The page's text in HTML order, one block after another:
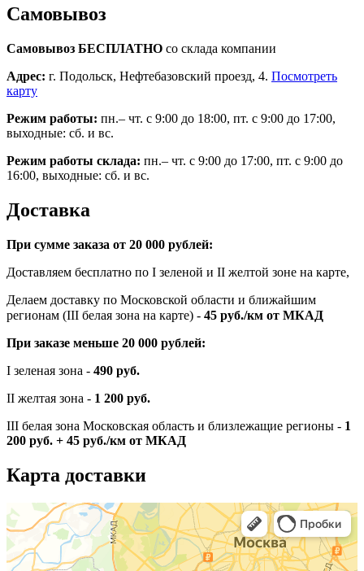
Самовывоз
Самовывоз БЕСПЛАТНО со склада компании
Адрес: г. Подольск, Нефтебазовский проезд, 4. Посмотреть
карту
Режим работы: пн.– чт. с 9:00 до 18:00, пт. с 9:00 до 17:00,
выходные: сб. и вс.
Режим работы склада: пн.– чт. с 9:00 до 17:00, пт. с 9:00 до
16:00, выходные: сб. и вс.
Доставка
При сумме заказа от 20 000 рублей:
Доставляем бесплатно по I зеленой и II желтой зоне на карте,
Делаем доставку по Московской области и ближайшим
регионам (III белая зона на карте) - 45 руб./км от МКАД
При заказе меньше 20 000 рублей:
I зеленая зона - 490 руб.
II желтая зона - 1 200 руб.
III белая зона Московская область и близлежащие регионы - 1
200 руб. + 45 руб./км от МКАД
Карта доставки